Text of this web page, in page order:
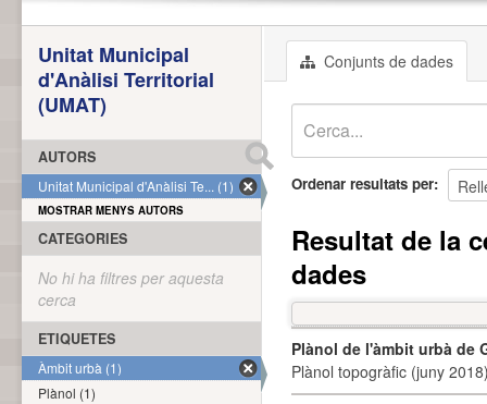
Conjunts de dades
Ordenar resultats per
Resultat de la
dades
Plànol de l'àmbit urbà de
Plànol topogràfic (juny
Unitat Municipal
d'Anàlisi Territorial
(UMAT)
AUTORS
Unitat Municipal d'Anàlisi Te... (1)
MOSTRAR MENYS AUTORS
CATEGORIES
No hi ha filtres per aquesta
cerca
ETIQUETES
Àmbit urbà (1)
Plànol (1)